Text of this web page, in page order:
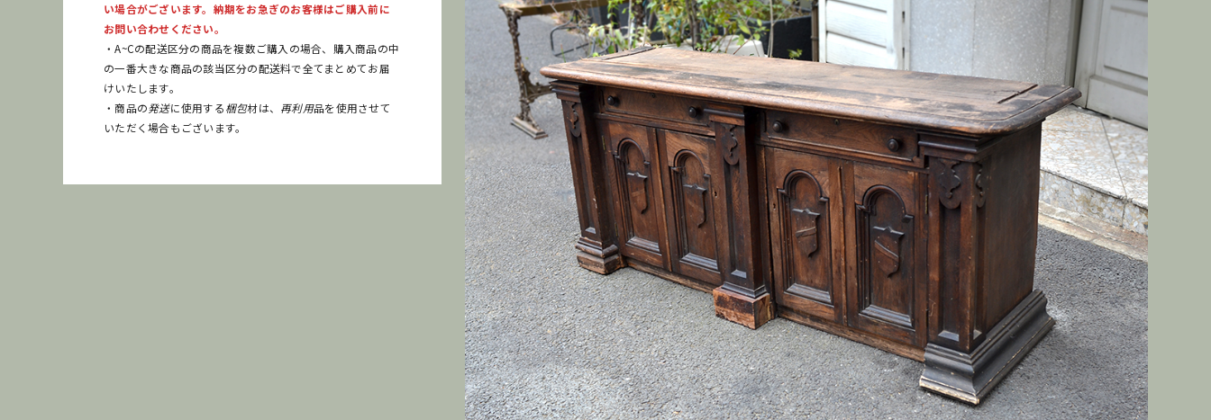
い場合がございます。納期をお急ぎのお客様はご購入前に
お問い合わせください。
・A~Cの配送区分の商品を複数ご購入の場合、購入商品の中
の一番大きな商品の該当区分の配送料で全てまとめてお届
けいたします。
・商品の発送に使用する梱包材は、 再利用品を使用させて
いただく場合もございます。